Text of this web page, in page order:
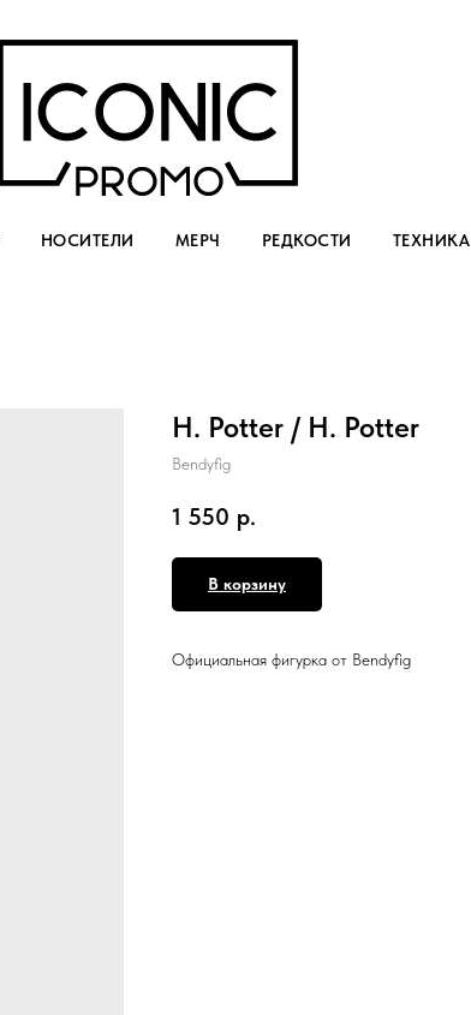
НОСИТЕЛИ МЕРЧ РЕДКОСТИ ТЕХНИКА
H. Potter / H. Potter
Bendyfig
1 550 р.
В корзину
Официальная фигурка от Bendyfig